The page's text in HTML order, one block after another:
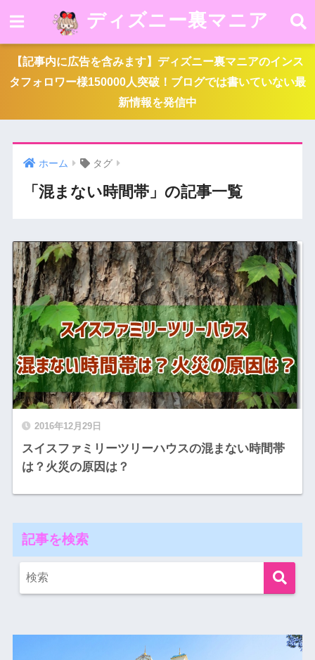
ディズニー裏マニア
【記事内に広告を含みます】ディズニー裏マニアのインス
タフォロワー様150000人突破！ブログでは書いていない最
新情報を発信中
ホーム タグ
「混まない時間帯」の記事一覧
2016年12月29日
スイスファミリーツリーハウスの混まない時間帯
は？火災の原因は？
記事を検索